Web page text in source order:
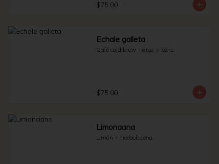
$75.00
Echale galleta
Café cold brew + oreo + leche.
$75.00
Limonaana
Limón + hierbabuena.